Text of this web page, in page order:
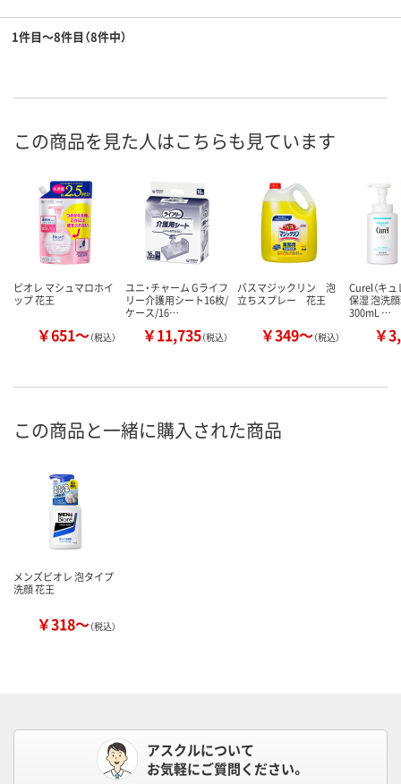
1件目～8件目（8件中）
この商品を見た人はこちらも見ています
ビオレ マシュマロホイ
ップ 花王
￥651～（税込）
ユニ・チャーム Gライフ
リー介護用シート16枚/
ケース/16…
￥11,735（税込）
バスマジックリン 泡
立ちスプレー 花王
￥349～（税込）
Curel（キュ
保湿 泡洗
300mL …
￥
この商品と一緒に購入された商品
メンズビオレ 泡タイプ
洗顔 花王
￥318～（税込）
アスクルについて
お気軽にご質問ください。